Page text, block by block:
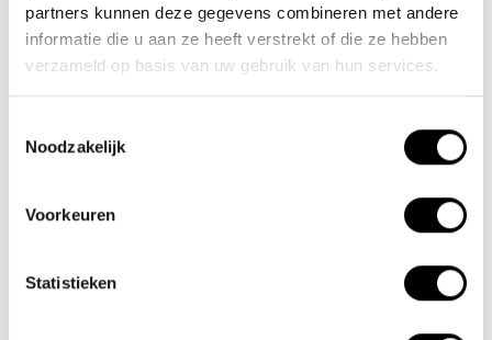
partners kunnen deze gegevens combineren met andere
informatie die u aan ze heeft verstrekt of die ze hebben
verzameld op basis van uw gebruik van hun services.
Noodzakelijk
Voorkeuren
Statistieken
(+31) 73 203 2487
sales@lacros.nl